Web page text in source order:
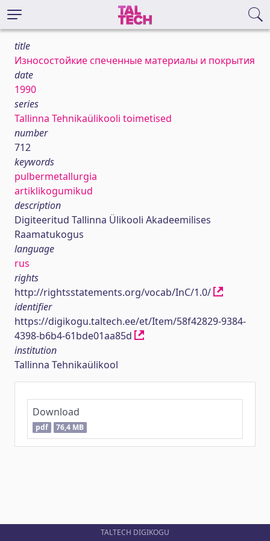
title
Износостойкие спеченные материалы и покрытия
date
1990
series
Tallinna Tehnikaülikooli toimetised
number
712
keywords
pulbermetallurgia
artiklikogumikud
description
Digiteeritud Tallinna Ülikooli Akadeemilises
Raamatukogus
language
rus
rights
http://rightsstatements.org/vocab/InC/1.0/
identifier
https://digikogu.taltech.ee/et/Item/58f42829-9384-
4398-b6b4-61bde01aa85d
institution
Tallinna Tehnikaülikool
Download
pdf 76,4 MB
TALTECH DIGIKOGU